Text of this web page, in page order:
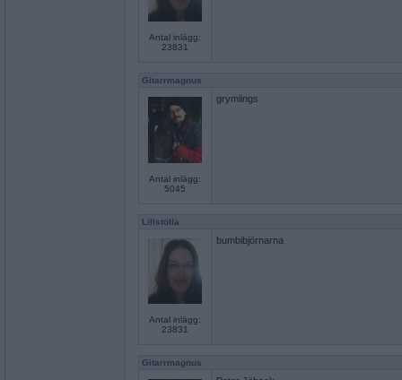
Antal inlägg:
23831
Gitarrmagnus
Antal inlägg:
5045
grymlings
Lillstölla
Antal inlägg:
23831
bumbibjörnarna
Gitarrmagnus